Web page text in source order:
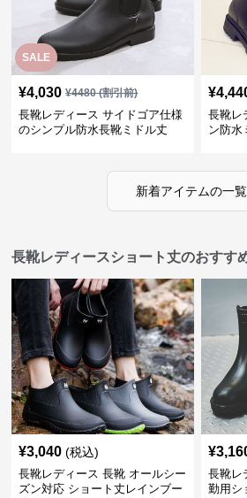
SALE
¥4,030 ¥4480(割引前)
長靴レディース サイドゴア仕様
のシンプル防水長靴ミドル丈
¥
長靴レ
ン防水
新着アイテムの一
¥3,040 (税込)
長靴レディース 長靴 オールシー
ズン対応 ショート丈レインブー
ツ
¥
長靴レ
勤用シ